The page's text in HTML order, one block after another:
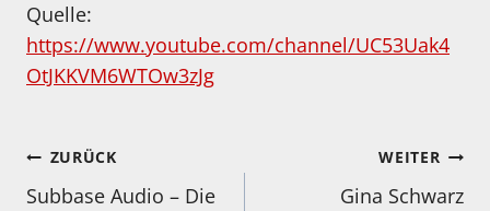
Quelle:
https://www.youtube.com/channel/UC53Uak4
OtJKKVM6WTOw3zJg
Beitragsnavigation
ZURÜCK
Subbase Audio – Die
WEITER
Gina Schwarz